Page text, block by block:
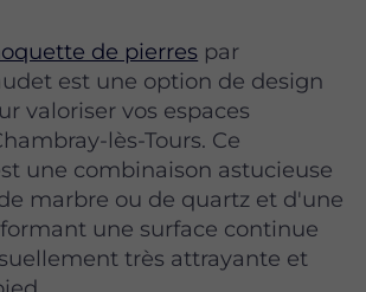
de pierres par
est une option de design
valoriser vos espaces
lès-Tours. Ce
une combinaison astucieuse
marbre ou de quartz et d'une
une surface continue
très attrayante et